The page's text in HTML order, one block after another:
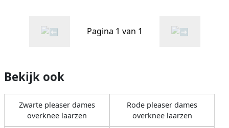
Pagina 1 van 1
Bekijk ook
Zwarte pleaser dames
overknee laarzen
Rode pleaser dames
overknee laarzen